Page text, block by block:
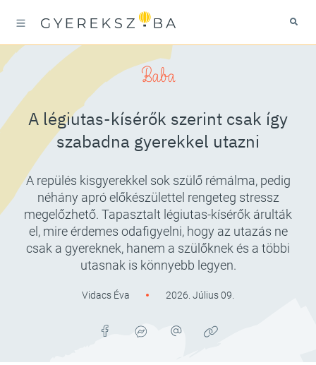
Baba
A légiutas-kísérők szerint csak így
szabadna gyerekkel utazni
A repülés kisgyerekkel sok szülő rémálma, pedig
néhány apró előkészülettel rengeteg stressz
megelőzhető. Tapasztalt légiutas-kísérők árulták
el, mire érdemes odafigyelni, hogy az utazás ne
csak a gyereknek, hanem a szülőknek és a többi
utasnak is könnyebb legyen.
Vidacs Éva 2026. Július 09.